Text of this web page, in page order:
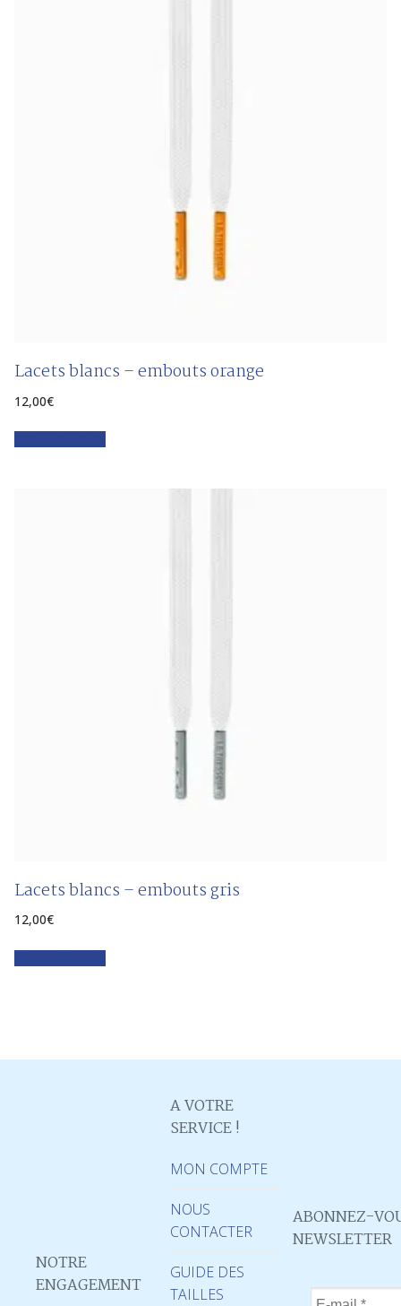
Lacets blancs – embouts orange
12,00€
Lacets blancs – embouts gris
12,00€
NOTRE
ENGAGEMENT
A VOTRE
SERVICE !
MON COMPTE
NOUS
CONTACTER
GUIDE DES
TAILLES
ABONNEZ-
NEWSLETTER